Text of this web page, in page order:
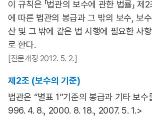
이 규칙은 「법관의 보수에 관한 법률」 제
에 따른 법관의 봉급과 그 밖의 보수, 보
산 및 그 밖에 같은 법 시행에 필요한 사
로 한다.
[전문개정 2012. 5. 2.]
제2조 (보수의 기준)
법관은 “별표 1”기준의 봉급과 기타 보
996. 4. 8., 2000. 8. 18., 2007. 5. 1.>